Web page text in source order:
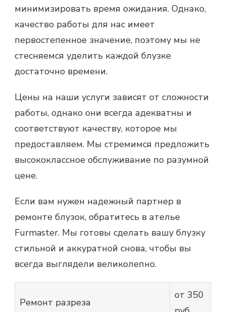
минимизировать время ожидания. Однако,
качество работы для нас имеет
первостепенное значение, поэтому мы не
стесняемся уделить каждой блузке
достаточно времени.
Цены на наши услуги зависят от сложности
работы, однако они всегда адекватны и
соответствуют качеству, которое мы
предоставляем. Мы стремимся предложить
высококлассное обслуживание по разумной
цене.
Если вам нужен надежный партнер в
ремонте блузок, обратитесь в ателье
Furmaster. Мы готовы сделать вашу блузку
стильной и аккуратной снова, чтобы вы
всегда выглядели великолепно.
Ремонт разреза
от 350